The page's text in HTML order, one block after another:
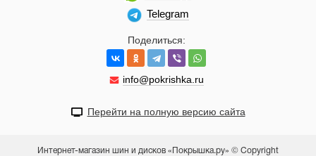
Поделиться:
info@pokrishka.ru
Telegram
Перейти на полную версию сайта
Интернет-магазин шин и дисков «Покрышка.ру» © Copyright